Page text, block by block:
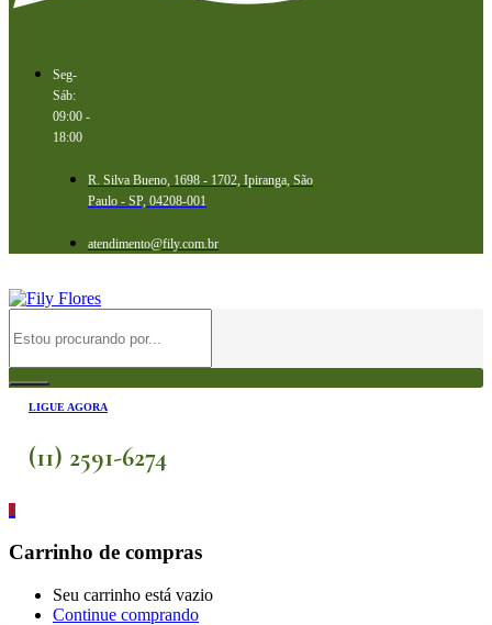
Seg-
Sáb:
09:00 -
18:00
R. Silva Bueno, 1698 - 1702, Ipiranga, São
Paulo - SP, 04208-001
atendimento@fily.com.br
LIGUE AGORA
(11) 2591-6274
0
Carrinho de compras
Seu carrinho está vazio
Continue comprando